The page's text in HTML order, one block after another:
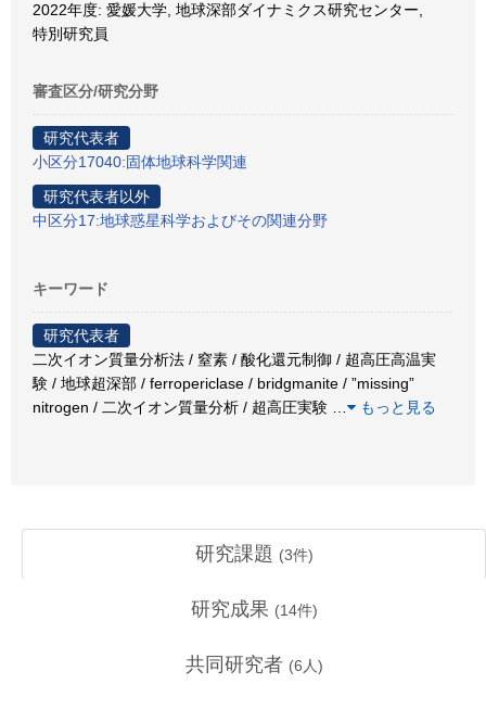
2022年度: 愛媛大学, 地球深部ダイナミクス研究センター,
特別研究員
審査区分/研究分野
研究代表者
小区分17040:固体地球科学関連
研究代表者以外
中区分17:地球惑星科学およびその関連分野
キーワード
研究代表者
二次イオン質量分析法 / 窒素 / 酸化還元制御 / 超高圧高温実
験 / 地球超深部 / ferropericlase / bridgmanite / ”missing”
nitrogen / 二次イオン質量分析 / 超高圧実験
もっと見る
研究課題 (3件)
研究成果 (14件)
共同研究者 (6 人)